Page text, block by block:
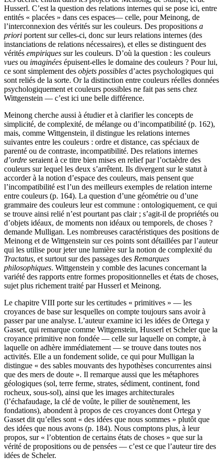
Husserl. C’est la question des relations internes qui se pose ici, entre
entités « placées » dans ces espaces— celle, pour Meinong, de
l’interconnexion des vérités sur les couleurs. Des propositions a
priori portent sur celles-ci, donc sur leurs relations internes (des
instanciations de relations nécessaires), et elles se distinguent des
vérités empiriques sur les couleurs. D’où la question : les couleurs
vues ou imaginées épuisent-elles le domaine des couleurs ? Pour lui,
ce sont simplement des objets possibles d’actes psychologiques qui
sont reliés de la sorte. Or la distinction entre couleurs réelles données
psychologiquement et couleurs possibles ne fait pas sens chez
Wittgenstein — c’est ici une belle différence.
Meinong cherche aussi à étudier et à clarifier les concepts de
simplicité, de complexité, de mélange ou d’incompatibilité (p. 162),
mais, comme Wittgenstein, il distingue les relations internes
suivantes entre les couleurs : ordre et distance, cas spéciaux de
parenté ou de contraste, incompatibilité. Des relations internes
d’ordre seraient à ce titre bien mises en relief par l’octaèdre des
couleurs sur lequel les deux s’arrêtent. Ils divergent sur le statut à
accorder à la notion d’espace des couleurs, mais pensent que
l’incompatibilité est l’un des meilleurs exemples de relation interne
entre couleurs (p. 164). La question d’une géométrie ou d’une
grammaire des couleurs leur est commune : ontologiquement, ce qui
se trouve ainsi relié n’est pourtant pas clair ; s’agit-il de propriétés ou
d’objets idéaux, de moments non idéaux ou temporels, de choses ?
demande Mulligan. Les nombreuses caractéristiques des positions de
Meinong et de Wittgenstein sur ces points sont détaillées par l’auteur
qui les utilise pour jeter une lumière sur la notion de complexité du
Tractatus, et surtout sur des passages des Remarques
philosophiques. Wittgenstein y comble des lacunes concernant la
variété des rapports entre formes propositionnelles et états de choses,
sujet plus richement traité par Husserl et Meinong.
Le chapitre VIII porte sur les certitudes « primitives » — les
croyances de base sur lesquelles on compte toujours sans avoir à
passer par une analyse. L’auteur examine ici les idées de Ortega y
Gasset, qui remarque comme Wittgenstein, Husserl et Scheler que la
croyance primitive non fondée — celle sur laquelle on compte, à
laquelle on adhère immédiatement — se trouve dans toutes nos
activités. Elle a un fondement solide, ce qui pour Mulligan la
distingue « des sables mouvants des hypothèses concurrentes ainsi
que des mers de doute ». Il remarque aussi que les métaphores
géologiques (sol, terre ferme, strates, sédiment, continent, fond
rocheux, sous-sol), ainsi que les images architecturales
(l’échafaudage, la clé de voûte, le pilier de soutènement, les
fondations), abondent à propos de ces croyances dont Ortega y
Gasset dit qu’elles sont « des idées que nous sommes » plutôt que
des idées que nous avons (p. 184). Nous comptons plus, à leur
propos, sur « l’obtention de certains états de choses » que sur la
vérité de propositions ou de pensées — c’est ce que l’auteur tire des
idées de Scheler.